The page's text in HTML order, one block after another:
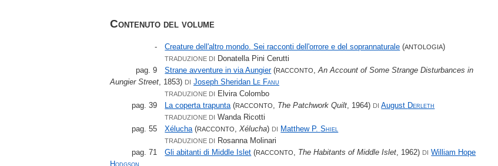
Contenuto del volume
- Creature dell'altro mondo. Sei racconti dell'orrore e del soprannaturale (ANTOLOGIA)
TRADUZIONE DI Donatella Pini Cerutti
pag. 9
Strane avventure in via Aungier(RACCONTO ,An Account of Some Strange Disturbances in
Aungier Street , 1853) DI Joseph Sheridan Le Fanu
TRADUZIONE DI Elvira Colombo
pag. 39
La coperta trapunta (RACCONTO The Patchwork Quilt , 1964) DI August Derleth
TRADUZIONE DI Wanda Ricotti
pag. 55
Xélucha (RACCONTO ,Xélucha) DI Matthew P.Shiel
TRADUZIONE DI Rosanna Molinari
pag. 71
Gli abitanti di Middle Islet (RACCONTO The Habitants of Middle Islet , 1962) DI William Hope
Hodgson